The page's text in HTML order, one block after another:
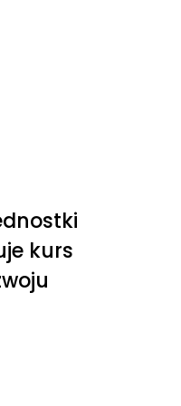
kurs